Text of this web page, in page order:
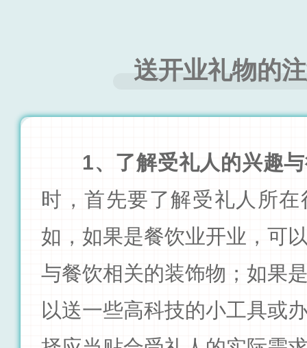
送开业礼物的
1、了解受礼人的兴趣
时，首先要了解受礼人所
如，如果是餐饮业开业，可
与餐饮相关的装饰物；如果
以送一些高科技的小工具或